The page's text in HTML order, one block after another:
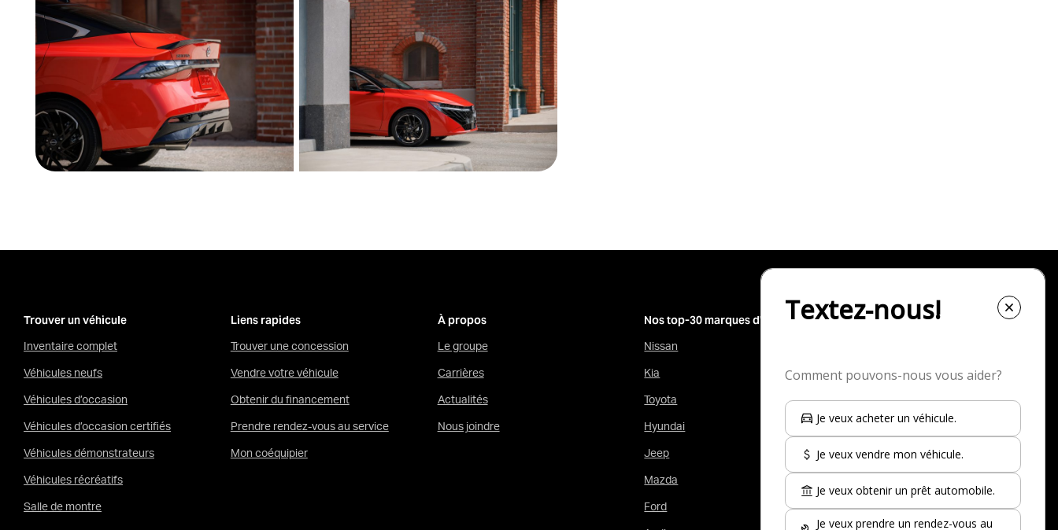
Trouver un véhicule
Inventaire complet
Véhicules neufs
Véhicules d’occasion
Véhicules d’occasion certifiés
Véhicules démonstrateurs
Véhicules récréatifs
Salle de montre
Liens rapides
Trouver une concession
Vendre votre véhicule
Obtenir du financement
Prendre rendez-vous au service
Mon coéquipier
À propos
Le groupe
Carrières
Actualités
Nous joindre
Nos top-30 marques d'occasion
Nissan
Kia
Toyota
Hyundai
Jeep
Mazda
Ford
Nos top-30 modèles d'occasion
Toyota Corolla à vendre
Nissan Kicks à vendre
Nissan Qashqai à vendre
Kia Sportage à vendre